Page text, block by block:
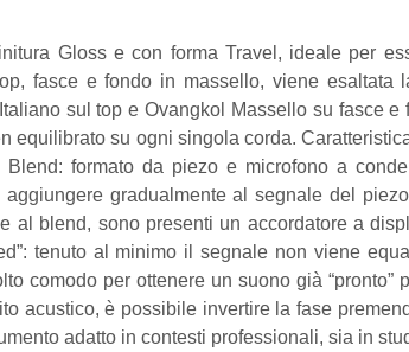
Gloss e con forma Travel, ideale per
fasce e fondo in massello, viene esaltata
sul top e Ovangkol Massello su fasce
equilibrato su ogni singola corda.
formato da piezo e microfono a
gradualmente al segnale del
al blend, sono presenti un accordatore a
tenuto al minimo il segnale non viene
comodo per ottenere un suono già
acustico, è possibile invertire la fase
adatto in contesti professionali, sia in